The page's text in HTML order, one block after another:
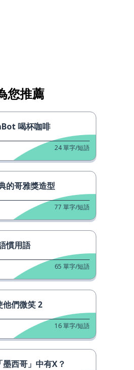
您推薦
喝杯咖啡
24單字/短語
的哥雅獎造型
77 單字/短語
慣用語
65 單字/短語
他們微笑 2
16單字/短語
墨西哥」中有X？